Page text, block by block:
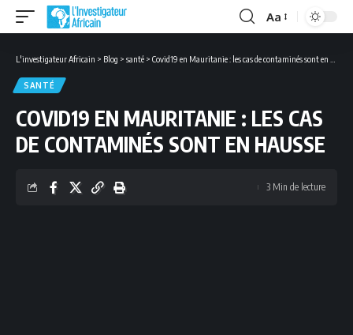
Font
Aa
L'investigateur Africain > Blog > santé > Covid19 en Mauritanie : les cas de contaminés sont en hausse
SANTÉ
COVID19 EN MAURITANIE : LES CAS
DE CONTAMINÉS SONT EN HAUSSE
3 Min de lecture